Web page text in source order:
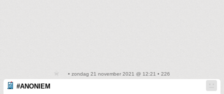
• zondag 21 november 2021 @ 12:21 • 226
#ANONIEM